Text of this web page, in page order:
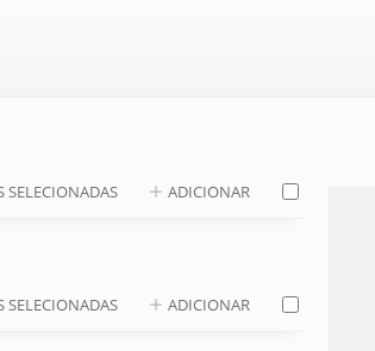
SELECIONADAS ADICIONAR
SELECIONADAS ADICIONAR